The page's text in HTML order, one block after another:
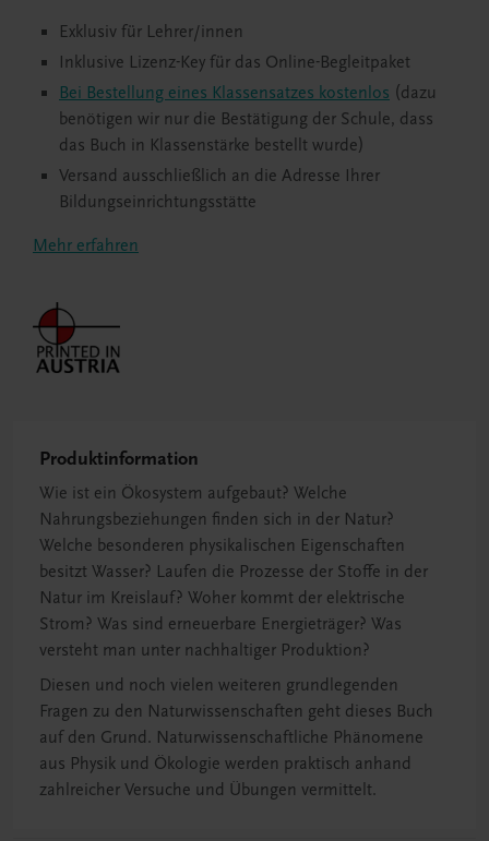
Exklusiv für Lehrer/innen
Inklusive Lizenz-Key für das Online-Begleitpaket
Bei Bestellung eines Klassensatzes kostenlos (dazu
benötigen wir nur die Bestätigung der Schule, dass
das Buch in Klassenstärke bestellt wurde)
Versand ausschließlich an die Adresse Ihrer
Bildungseinrichtungsstätte
Mehr erfahren
Produktinformation
Wie ist ein Ökosystem aufgebaut? Welche
Nahrungsbeziehungen finden sich in der Natur?
Welche besonderen physikalischen Eigenschaften
besitzt Wasser? Laufen die Prozesse der Stoffe in der
Natur im Kreislauf? Woher kommt der elektrische
Strom? Was sind erneuerbare Energieträger? Was
versteht man unter nachhaltiger Produktion?
Diesen und noch vielen weiteren grundlegenden
Fragen zu den Naturwissenschaften geht dieses Buch
auf den Grund. Naturwissenschaftliche Phänomene
aus Physik und Ökologie werden praktisch anhand
zahlreicher Versuche und Übungen vermittelt.